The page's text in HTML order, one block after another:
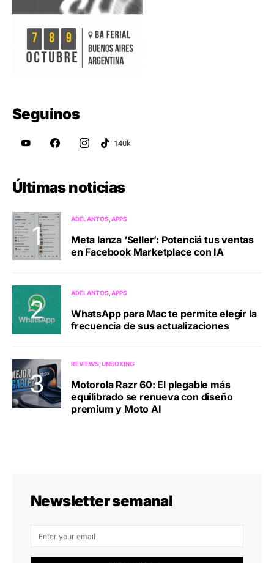
Seguinos
Últimas noticias
ADELANTOS APPS
Meta lanza ‘Seller’: Potenciá tus ventas
en Facebook Marketplace con IA
ADELANTOS APPS
WhatsApp para Mac te permite elegir la
frecuencia de sus actualizaciones
REVIEWS UNBOXING
Motorola Razr 60: El plegable más
equilibrado se renueva con diseño
premium y Moto AI
Newsletter semanal